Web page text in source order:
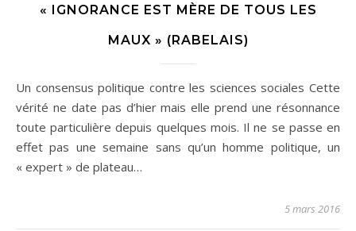
« IGNORANCE EST MÈRE DE TOUS LES
MAUX » (RABELAIS)
Un consensus politique contre les sciences sociales Cette
vérité ne date pas d’hier mais elle prend une résonnance
toute particulière depuis quelques mois. Il ne se passe en
effet pas une semaine sans qu’un homme politique, un
« expert » de plateau…
5 mars 2016